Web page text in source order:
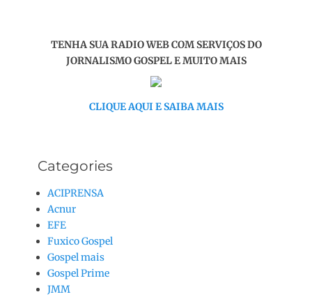
TENHA SUA RADIO WEB COM SERVIÇOS DO
JORNALISMO GOSPEL E MUITO MAIS
CLIQUE AQUI E SAIBA MAIS
Categories
ACIPRENSA
Acnur
EFE
Fuxico Gospel
Gospel mais
Gospel Prime
JMM